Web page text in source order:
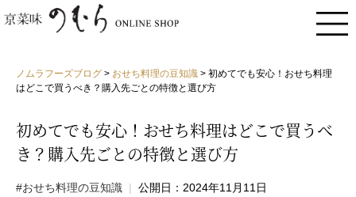
ノムラフーズブログ > おせち料理の豆知識 > 初めてでも安心！おせち料理
はどこで買うべき？購入先ごとの特徴と選び方
初めてでも安心！おせち料理はどこで買うべ
き？購入先ごとの特徴と選び方
#おせち料理の豆知識 |
公開日：2024年11月11日